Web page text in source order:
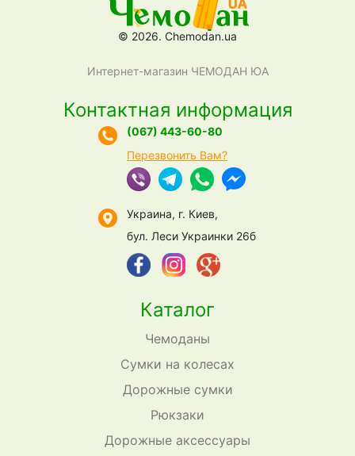
© 2026. Chemodan.ua
Интернет-магазин ЧЕМОДАН ЮА
Каталог
Чемоданы
Сумки на колесах
Дорожные сумки
Рюкзаки
Дорожные аксессуары
Контактная информация
(067) 443-60-80
Перезвонить Вам?
Украина, г. Киев,
бул. Леси Украинки 26б